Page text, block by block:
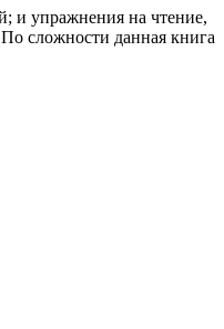
и упражнения на чтение,
сложности данная книга